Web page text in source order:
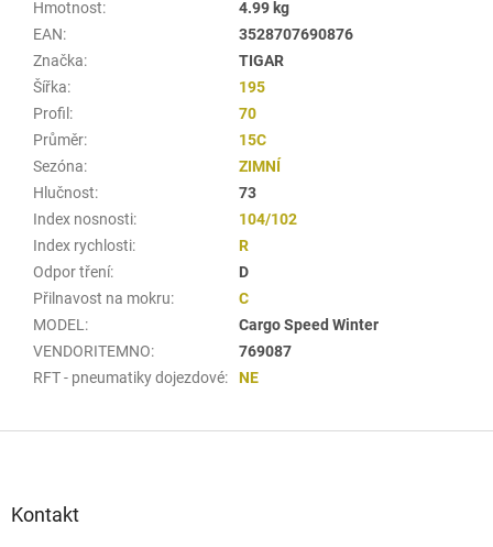
Hmotnost:
4.99 kg
EAN:
3528707690876
Značka:
TIGAR
Šířka:
195
Profil :
70
Průměr:
15C
Sezóna:
ZIMNÍ
Hlučnost:
73
Index nosnosti:
104/102
Index rychlosti:
R
Odpor tření:
D
Přilnavost na mokru:
C
MODEL :
Cargo Speed Winter
VENDORITEMNO:
769087
RFT - pneumatiky dojezdové: NE
Kontakt